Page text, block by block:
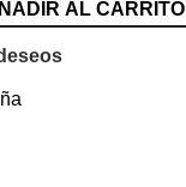
AL CARRITO